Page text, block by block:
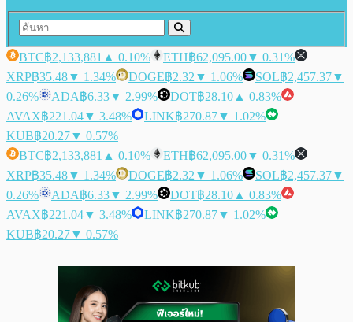
BTC฿2,133,881 ▲ 0.10% ETH฿62,095.00▼ 0.31%
XRP฿35.48▼ 1.34% DOGE฿2.32 ▼ 1.06% SOL฿2,457.37▼
0.26%
ADA฿6.33▼ 2.99% DOT฿28.10 ▲ 0.83%
AVAX฿221.04▼ 3.48% LINK฿270.87▼ 1.02%
KUB฿20.27▼ 0.57%
BTC฿2,133,881 ▲ 0.10% ETH฿62,095.00▼ 0.31%
XRP฿35.48▼ 1.34% DOGE฿2.32 ▼ 1.06% SOL฿2,457.37▼
0.26%
ADA฿6.33▼ 2.99% DOT฿28.10 ▲ 0.83%
AVAX฿221.04▼ 3.48% LINK฿270.87▼ 1.02%
KUB฿20.27▼ 0.57%